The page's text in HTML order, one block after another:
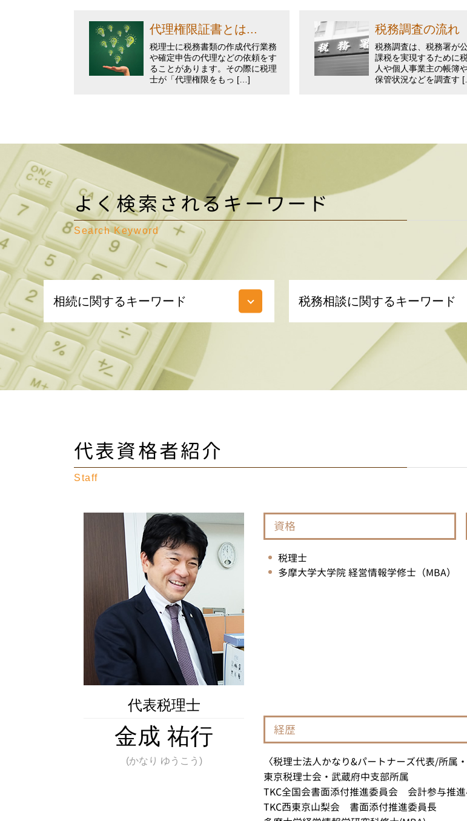
代理権限証書とは...
税理士に税務書類の作成代行業務
や確定申告の代理などの依頼をす
ることがあります。その際に税理
士が「代理権限をもっ […]
税務調査の流れ
税務調査は、税務署が
課税を実現するために
人や個人事業主の帳簿
保管状況などを調査す
よく検索されるキーワード
Search Keyword
相続に関するキーワード
みなし相続財産 とは
相続 期限
生前贈与 現金
相続税 申告 必要書類
相続 生前贈与
配偶者居住権 評価
準確定申告 とは
遺留分 わかりやすく
土地 購入 税金
ゴルフ会員権 相続
相続税 配偶者控除
不動産取得税 とは
相続税 とは
税務相談に関するキーワード
貸借対照表 とは
税額 控除 とは
書面添付制度 とは
税務調査 個人 領収書なし
e tax とは
税務 相談 とは
税務調査 時期
延滞税 計算
代表資格者紹介
Staff
代表税理士
金成 祐行
資格
税理士
多摩大学大学院 経営情報学修士（MBA）
経歴
〈税理士法人かなり&パートナーズ代表/所属・
東京税理士会・武蔵府中支部所属
TKC全国会書面添付推進委員会 会計参与推
TKC西東京山梨会 書面添付推進委員長